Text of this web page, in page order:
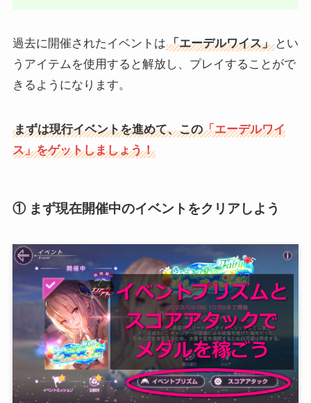
過去に開催されたイベントは「エーデルワイス」とい
うアイテムを使用すると解放し、プレイすることがで
きるようになります。
まずは現行イベントを進めて、この「エーデルワイ
ス」をゲットしましょう！
① まず現在開催中のイベントをクリアしよう